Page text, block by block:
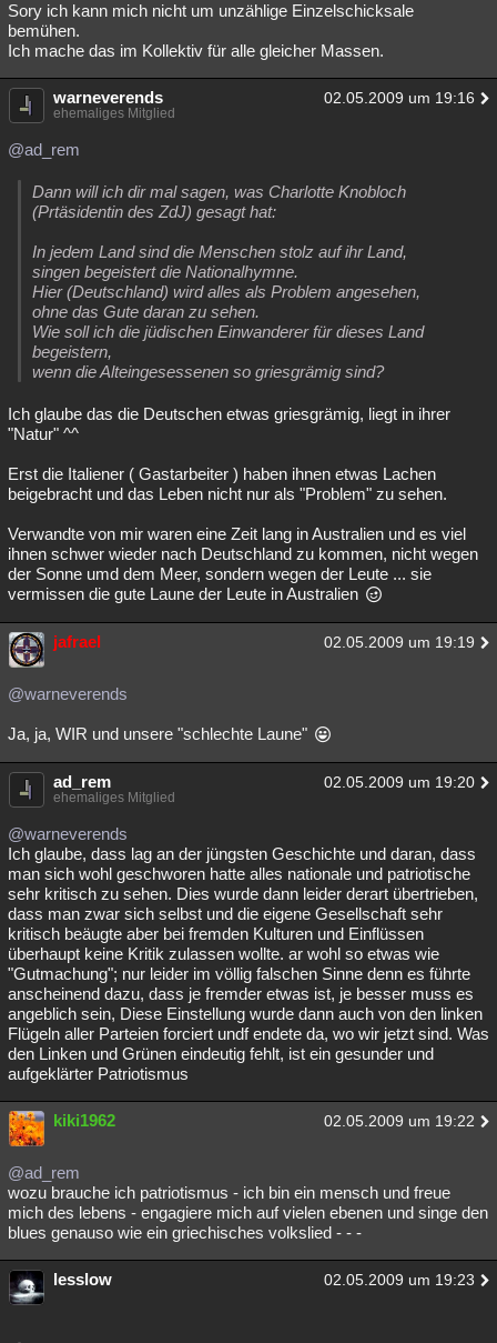
Sory ich kann mich nicht um unzählige Einzelschicksale
bemühen.
Ich mache das im Kollektiv für alle gleicher Massen.
warneverends 02.05.2009 um 19:16
ehemaliges Mitglied
@ad_rem
Dann will ich dir mal sagen, was Charlotte Knobloch
(Prtäsidentin des ZdJ) gesagt hat:
In jedem Land sind die Menschen stolz auf ihr Land,
singen begeistert die Nationalhymne.
Hier (Deutschland) wird alles als Problem angesehen,
ohne das Gute daran zu sehen.
Wie soll ich die jüdischen Einwanderer für dieses Land
begeistern,
wenn die Alteingesessenen so griesgrämig sind?
Ich glaube das die Deutschen etwas griesgrämig, liegt in ihrer
"Natur" ^^
Erst die Italiener ( Gastarbeiter ) haben ihnen etwas Lachen
beigebracht und das Leben nicht nur als "Problem" zu sehen.
Verwandte von mir waren eine Zeit lang in Australien und es viel
ihnen schwer wieder nach Deutschland zu kommen, nicht wegen
der Sonne umd dem Meer, sondern wegen der Leute ... sie
vermissen die gute Laune der Leute in Australien
jafrael 02.05.2009 um 19:19
@warneverends
Ja, ja, WIR und unsere "schlechte Laune"
ad_rem 02.05.2009 um 19:20
ehemaliges Mitglied
@warneverends
Ich glaube, dass lag an der jüngsten Geschichte und daran, dass
man sich wohl geschworen hatte alles nationale und patriotische
sehr kritisch zu sehen. Dies wurde dann leider derart übertrieben,
dass man zwar sich selbst und die eigene Gesellschaft sehr
kritisch beäugte aber bei fremden Kulturen und Einflüssen
überhaupt keine Kritik zulassen wollte. ar wohl so etwas wie
"Gutmachung"; nur leider im völlig falschen Sinne denn es führte
anscheinend dazu, dass je fremder etwas ist, je besser muss es
angeblich sein, Diese Einstellung wurde dann auch von den linken
Flügeln aller Parteien forciert undf endete da, wo wir jetzt sind. Was
den Linken und Grünen eindeutig fehlt, ist ein gesunder und
aufgeklärter Patriotismus
kiki1962 02.05.2009 um 19:22
@ad_rem
wozu brauche ich patriotismus - ich bin ein mensch und freue
mich des lebens - engagiere mich auf vielen ebenen und singe den
blues genauso wie ein griechisches volkslied - - -
lesslow 02.05.2009 um 19:23